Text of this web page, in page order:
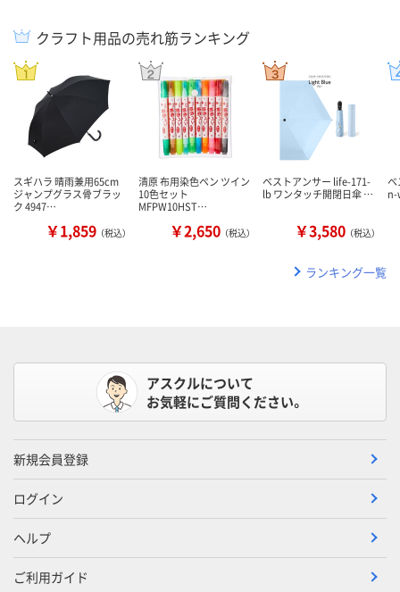
クラフト用品の売れ筋ランキング
スギハラ 晴雨兼用65cm
ジャンプグラス骨ブラッ
ク 4947…
￥1,859 （税込）
清原 布用染色ペン ツイン
10色セット
MFPW10HST…
￥2,650 （税込）
ベストアンサー life-171-
lb ワンタッチ開閉日傘 …
￥3,580 （税込）
ベ
n-
ランキング一覧
アスクルについて
お気軽にご質問ください。
新規会員登録
ログイン
ヘルプ
ご利用ガイド